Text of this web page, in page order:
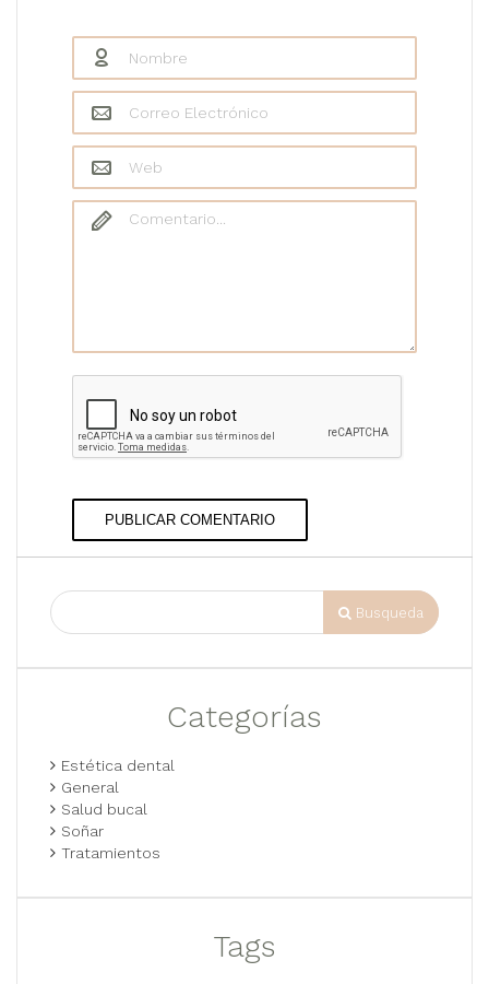
Nombre
Comentario
PUBLICAR COMENTARIO
Busqueda
Categorías
Estética dental
General
Salud bucal
Soñar
Tratamientos
Tags